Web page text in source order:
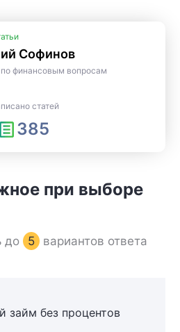
Софинов
по финансовым вопросам
статей
385
при выборе
до 5 вариантов ответа
займ без процентов